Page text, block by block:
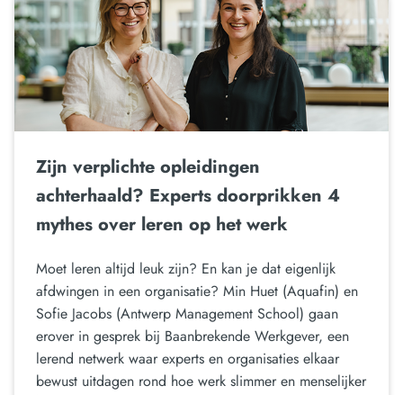
Zijn verplichte opleidingen
achterhaald? Experts doorprikken 4
mythes over leren op het werk
Moet leren altijd leuk zijn? En kan je dat eigenlijk
afdwingen in een organisatie? Min Huet (Aquafin) en
Sofie Jacobs (Antwerp Management School) gaan
erover in gesprek bij Baanbrekende Werkgever, een
lerend netwerk waar experts en organisaties elkaar
bewust uitdagen rond hoe werk slimmer en menselijker